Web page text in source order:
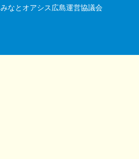
みなとオアシス広島運営協議会